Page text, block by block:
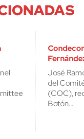
José
del
(COC),
Botón…